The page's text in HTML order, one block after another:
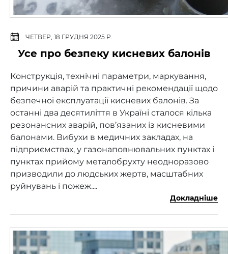
ЧЕТВЕР, 18 ГРУДНЯ 2025 Р.
Усе про безпеку кисневих балонів
Конструкція, технічні параметри, маркування,
причини аварій та практичні рекомендації щодо
безпечної експлуатації кисневих балонів. За
останні два десятиліття в Україні сталося кілька
резонансних аварій, пов’язаних із кисневими
балонами. Вибухи в медичних закладах, на
підприємствах, у газонаповнювальних пунктах і
пунктах прийому металобрухту неодноразово
призводили до людських жертв, масштабних
руйнувань і пожеж....
Докладніше